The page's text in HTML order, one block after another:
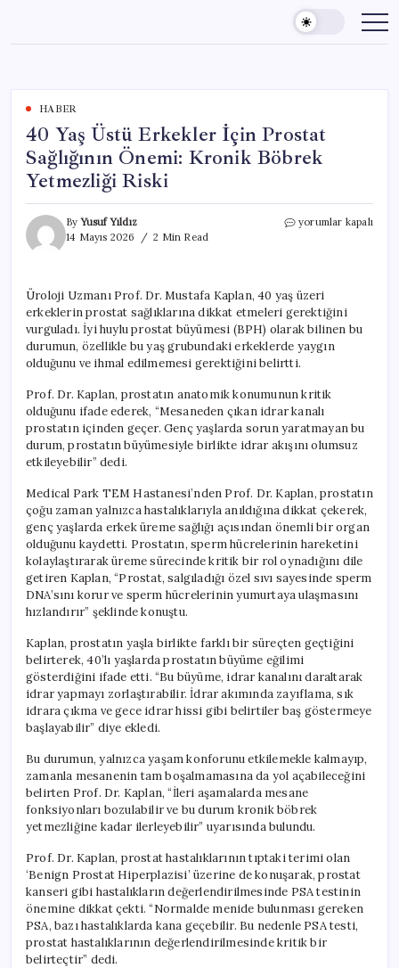
content
HABER
40 Yaş Üstü Erkekler İçin Prostat
Sağlığının Önemi: Kronik Böbrek
Yetmezliği Riski
ByYusuf Yıldız
14 Mayıs 2026
2 Min Read
40
Prostat
Sağlığının
Önemi:
Kronik
Böbrek
Riski
için
yorumlar kapalı
Üroloji Uzmanı Prof. Dr. Mustafa Kaplan, 40 yaş üzeri
erkeklerin prostat sağlıklarına dikkat etmeleri gerektiğini
vurguladı. İyi huylu prostat büyümesi (BPH) olarak bilinen bu
durumun, özellikle bu yaş grubundaki erkeklerde yaygın
olduğunu ve ihmal edilmemesi gerektiğini belirtti.
Prof. Dr. Kaplan, prostatın anatomik konumunun kritik
olduğunu ifade ederek, “Mesaneden çıkan idrar kanalı
prostatın içinden geçer. Genç yaşlarda sorun yaratmayan bu
durum, prostatın büyümesiyle birlikte idrar akışını olumsuz
etkileyebilir” dedi.
Medical Park TEM Hastanesi’nden Prof. Dr. Kaplan, prostatın
çoğu zaman yalnızca hastalıklarıyla anıldığına dikkat çekerek,
genç yaşlarda erkek üreme sağlığı açısından önemli bir organ
olduğunu kaydetti. Prostatın, sperm hücrelerinin hareketini
kolaylaştırarak üreme sürecinde kritik bir rol oynadığını dile
getiren Kaplan, “Prostat, salgıladığı özel sıvı sayesinde sperm
DNA’sını korur ve sperm hücrelerinin yumurtaya ulaşmasını
hızlandırır” şeklinde konuştu.
Kaplan, prostatın yaşla birlikte farklı bir süreçten geçtiğini
belirterek, 40’lı yaşlarda prostatın büyüme eğilimi
gösterdiğini ifade etti. “Bu büyüme, idrar kanalını daraltarak
idrar yapmayı zorlaştırabilir. İdrar akımında zayıflama, sık
idrara çıkma ve gece idrar hissi gibi belirtiler baş göstermeye
başlayabilir” diye ekledi.
Bu durumun, yalnızca yaşam konforunu etkilemekle kalmayıp,
zamanla mesanenin tam boşalmamasına da yol açabileceğini
belirten Prof. Dr. Kaplan, “İleri aşamalarda mesane
fonksiyonları bozulabilir ve bu durum kronik böbrek
yetmezliğine kadar ilerleyebilir” uyarısında bulundu.
Prof. Dr. Kaplan, prostat hastalıklarının tıptaki terimi olan
‘Benign Prostat Hiperplazisi’ üzerine de konuşarak, prostat
kanseri gibi hastalıkların değerlendirilmesinde PSA testinin
önemine dikkat çekti. “Normalde menide bulunması gereken
PSA, bazı hastalıklarda kana geçebilir. Bu nedenle PSA testi,
prostat hastalıklarının değerlendirilmesinde kritik bir
belirteçtir” dedi.